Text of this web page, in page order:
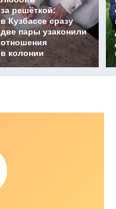
за решёткой:
в Кузбассе сразу
две пары узаконили
отношения
в колонии